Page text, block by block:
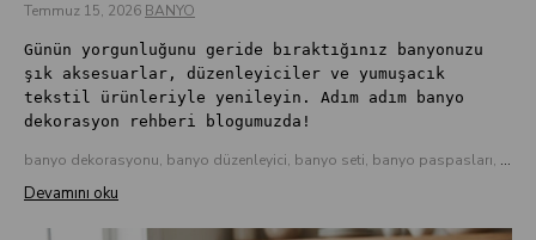
Temmuz 15, 2026 BANYO
Günün yorgunluğunu geride bıraktığınız banyonuzu
şık aksesuarlar, düzenleyiciler ve yumuşacık
tekstil ürünleriyle yenileyin. Adım adım banyo
dekorasyon rehberi blogumuzda!
banyo dekorasyonu, banyo düzenleyici, banyo seti, banyo paspasları, banyo aksesuarları, havlu takımları, çamlıca home
Devamını oku